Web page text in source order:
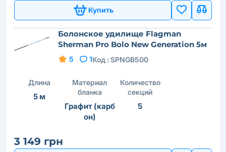
Купить
Болонское удилище Flagman
Sherman Pro Bolo New Generation 5м
5 1Код : SPNGB500
Длина
5 м
Материал
бланка
Графит (карб
он)
Количество
секций
5
3 149 грн